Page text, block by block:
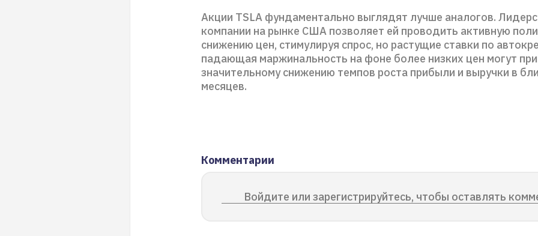
Акции TSLA фундаментально выглядят лучше аналогов.
компании на рынке США позволяет ей проводить активную
снижению цен, стимулируя спрос, но растущие ставки по
падающая маржинальность на фоне более низких цен могут
значительному снижению темпов роста прибыли и выручки в
месяцев.
Комментарии
Войдите или зарегистрируйтесь, чтобы оставлять